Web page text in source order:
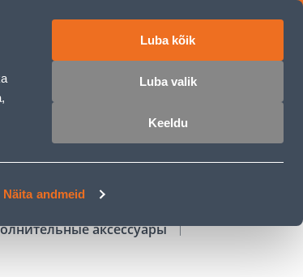
Näita andmeid
Luba kõik
Luba valik
Keeldu
аксессуары